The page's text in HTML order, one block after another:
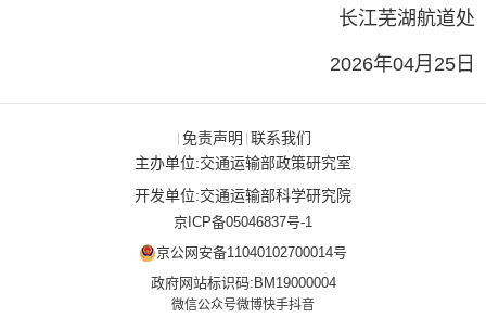
长江芜湖航道处
2026年04月25日
| 免责声明 | 联系我们
主办单位:交通运输部政策研究室
开发单位:交通运输部科学研究院
京ICP备05046837号-1
京公网安备11040102700014号
政府网站标识码:BM19000004
微信公众号微博快手抖音